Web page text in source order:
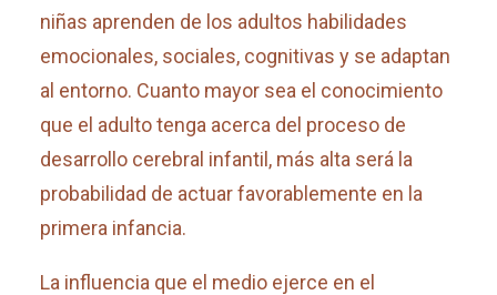
niñas aprenden de los adultos habilidades
emocionales, sociales, cognitivas y se adaptan
al entorno. Cuanto mayor sea el conocimiento
que el adulto tenga acerca del proceso de
desarrollo cerebral infantil, más alta será la
probabilidad de actuar favorablemente en la
primera infancia.
La influencia que el medio ejerce en el